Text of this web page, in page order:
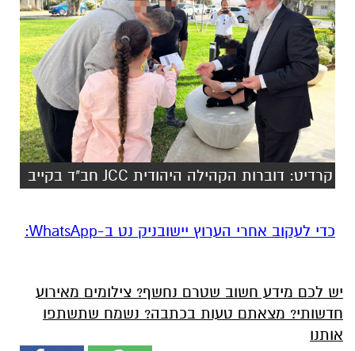
קרדיט: דוברות הקהילה היהודית JCC חב"ד בקייב
‏כדי לעקוב אחרי הערוץ יישובניק נט ב-WhatsApp:‏‏‏
יש לכם מידע חשוב שטרם נחשף? צילומים מאירוע
חדשותי? מצאתם טעות בכתבה? נשמח שתשתפו
אותנו